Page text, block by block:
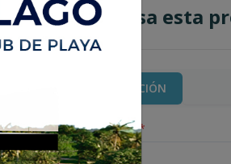
¿Te interesa esta
MÁS INFORMACIÓN
Nombre completo*